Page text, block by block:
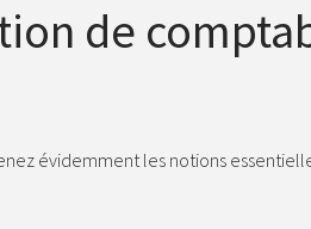
de
évidemment les notions